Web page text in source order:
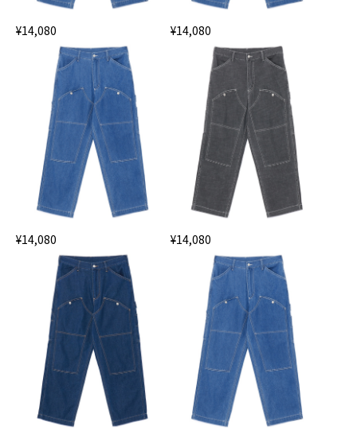
¥14,080 ¥14,080
¥14,080 ¥14,080